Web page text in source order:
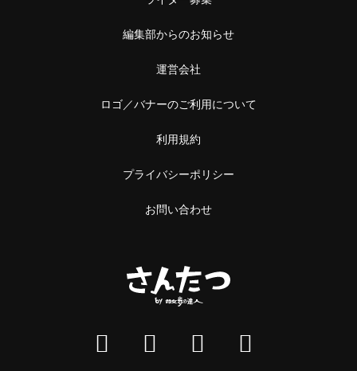
編集部からのお知らせ
運営会社
ロゴ／バナーのご利用について
利用規約
プライバシーポリシー
お問い合わせ